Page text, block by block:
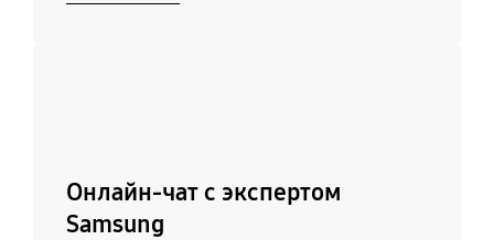
Онлайн-чат с экспертом
Samsung